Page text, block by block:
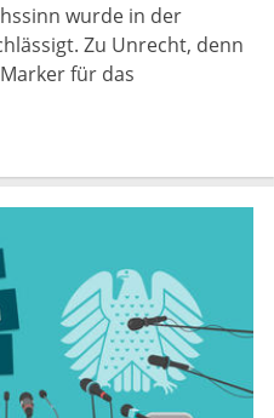
wurde in der
Zu Unrecht, denn
für das